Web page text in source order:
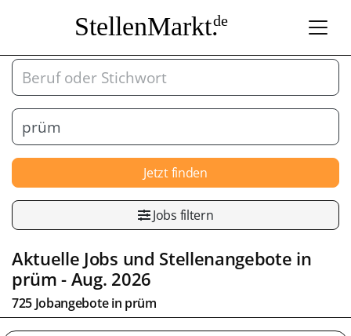
StellenMarkt.de
Jetzt finden
Jobs filtern
Aktuelle Jobs und Stellenangebote in
prüm- Aug. 2026
725 Jobangebote in prüm